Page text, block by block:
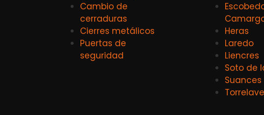
Cambio de
cerraduras
Cierres metálicos
Puertas de
seguridad
Heras
Laredo
Liencres
Soto de
Suances